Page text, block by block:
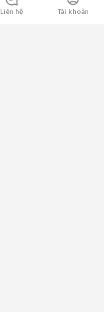
Liên hệ Tài khoản